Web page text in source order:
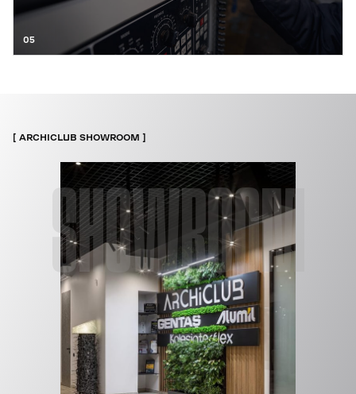
05
SHOWROOM
ARCHICLUB SHOWROOM